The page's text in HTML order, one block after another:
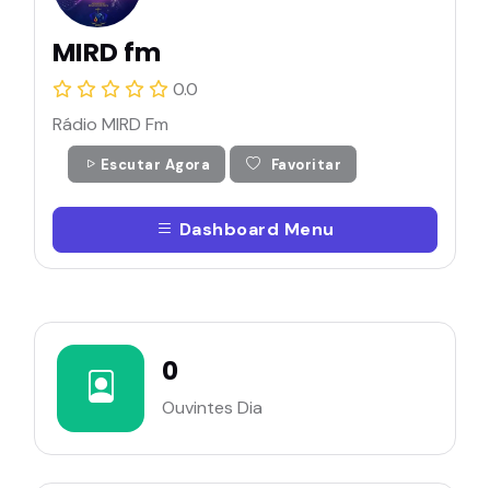
MIRD fm
0.0
Rádio MIRD Fm
Escutar Agora Favoritar
Dashboard Menu
0
Ouvintes Dia